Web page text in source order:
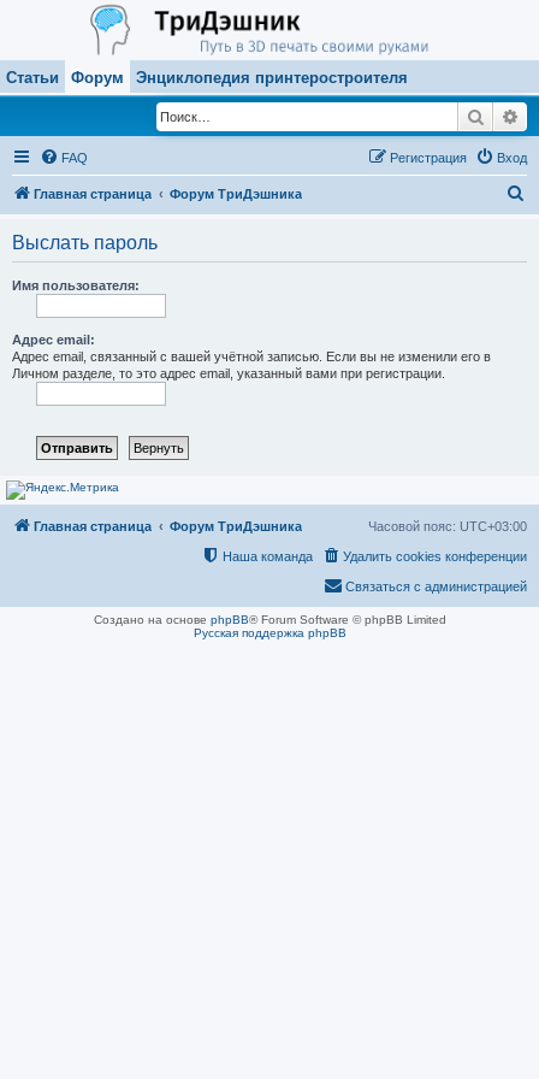
Статьи Форум Энциклопедия принтеростроителя
Поиск
FAQ Вход
Регистрация
Главная страница Форум ТриДэшника
Выслать пароль
Имя пользователя:
Адрес email:
Адрес email, связанный с вашей учётной записью. Если вы не изменили его в
Личном разделе, то это адрес email, указанный вами при регистрации.
Главная страница Форум ТриДэшника Часовой пояс: UTC+03:00
Удалить cookies конференции
Наша команда
Связаться с администрацией
Создано на основе phpBB® Forum Software © phpBB Limited
Русская поддержка phpBB